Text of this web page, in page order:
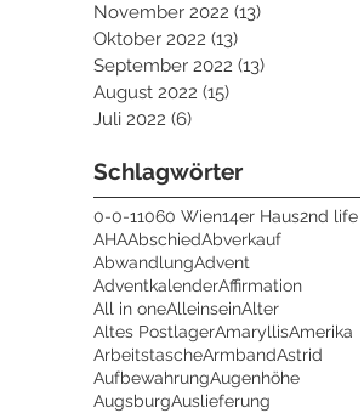
November 2022 (13)
Oktober 2022 (13)
September 2022 (13)
August 2022 (15)
Juli 2022 (6)
Schlagwörter
0-0-11060 Wien14er Haus2nd life
AHAAbschiedAbverkauf
AbwandlungAdvent
AdventkalenderAffirmation
All in oneAlleinseinAlter
Altes PostlagerAmaryllisAmerika
ArbeitstascheArmbandAstrid
AufbewahrungAugenhöhe
AugsburgAuslieferung